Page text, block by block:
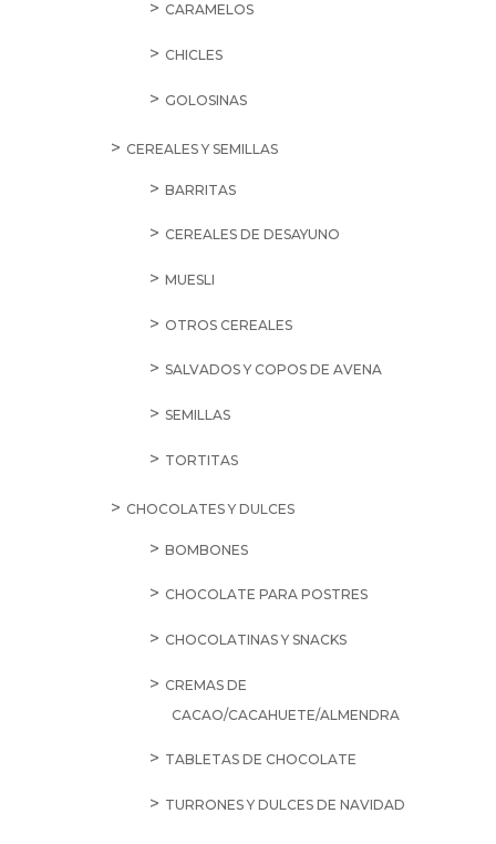
CARAMELOS
CHICLES
GOLOSINAS
CEREALES Y SEMILLAS
BARRITAS
CEREALES DE DESAYUNO
MUESLI
OTROS CEREALES
SALVADOS Y COPOS DE AVENA
SEMILLAS
TORTITAS
CHOCOLATES Y DULCES
BOMBONES
CHOCOLATE PARA POSTRES
CHOCOLATINAS Y SNACKS
CREMAS DE
CACAO/CACAHUETE/ALMENDRA
TABLETAS DE CHOCOLATE
TURRONES Y DULCES DE NAVIDAD